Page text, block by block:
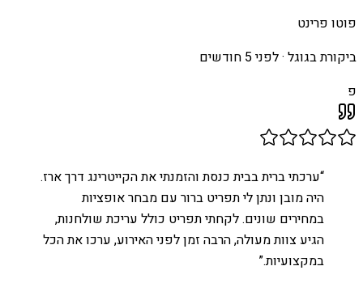
פוטו פרינט
ביקורת בגוגל ·לפני 5 חודשים
פ
“ערכתי ברית בבית כנסת והזמנתי את הקייטרינג דרך ארז.
היה מובן ונתן לי תפריט ברור עם מבחר אופציות
במחירים שונים. לקחתי תפריט כולל עריכת שולחנות,
הגיע צוות מעולה, הרבה זמן לפני האירוע, ערכו את הכל
במקצועיות.”